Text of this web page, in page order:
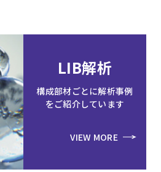
LIB解析
構成部材ごとに解析事例
をご紹介しています
VIEW MORE